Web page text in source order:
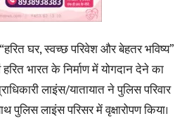
घर, स्वच्छ परिवेश और बेहतर भविष्य”
भारत के निर्माण में योगदान देने का
लाइंस/यातायात ने पुलिस परिवार
लाइंस परिसर में वृक्षारोपण किया।